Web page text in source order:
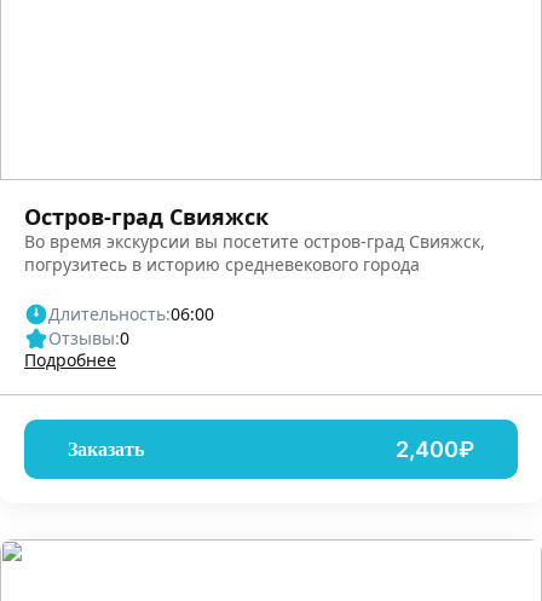
Остров-град Свияжск
Во время экскурсии вы посетите остров-град Свияжск,
погрузитесь в историю средневекового города
Длительность:06:00
Отзывы:0
Подробнее
Заказать 2,400₽